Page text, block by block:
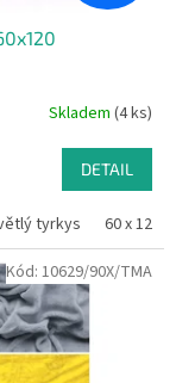
Skladem (4 ks)
DETAIL
tyrkys 60 x 120
Kód: 10629/90X/TMA